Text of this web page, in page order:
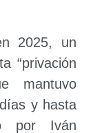
2025, un
“privación
mantuvo
y hasta
por Iván